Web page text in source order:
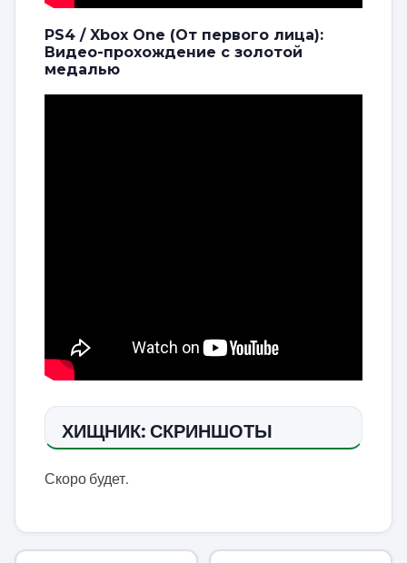
PS4 / Xbox One (От первого лица):
Видео-прохождение с золотой
медалью
ХИЩНИК: СКРИНШОТЫ
Скоро будет.